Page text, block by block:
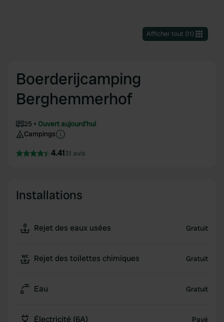
Afficher tout(11)
Boerderijcamping
Berghemmerhof
25
Ouvert aujourd'hui
Campings
4.4131 avis
Installations
Rejet des eaux usées Gratuit
Rejet des toilettes chimiques Gratuit
Eau Gratuit
Électricité (6A) Payé